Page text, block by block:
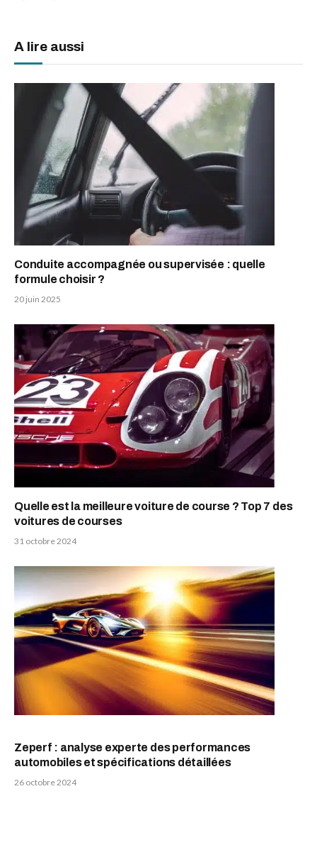
A lire aussi
Conduite accompagnée ou supervisée : quelle
formule choisir ?
20 juin 2025
Quelle est la meilleure voiture de course ? Top 7 des
voitures de courses
31 octobre 2024
Zeperf : analyse experte des performances
automobiles et spécifications détaillées
26 octobre 2024